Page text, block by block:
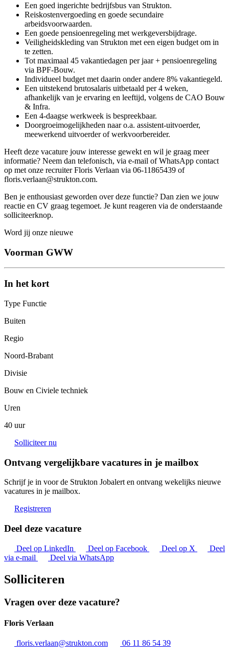
Een goed ingerichte bedrijfsbus van Strukton.
Reiskostenvergoeding en goede secundaire
arbeidsvoorwaarden.
Een goede pensioenregeling met werkgeversbijdrage.
Veiligheidskleding van Strukton met een eigen budget om in
te zetten.
Tot maximaal 45 vakantiedagen per jaar + pensioenregeling
via BPF-Bouw.
Individueel budget met daarin onder andere 8% vakantiegeld.
Een uitstekend brutosalaris uitbetaald per 4 weken,
afhankelijk van je ervaring en leeftijd, volgens de CAO Bouw
& Infra.
Een 4-daagse werkweek is bespreekbaar.
Doorgroeimogelijkheden naar o.a. assistent‑uitvoerder,
meewerkend uitvoerder of werkvoorbereider.
Heeft deze vacature jouw interesse gewekt en wil je graag meer
informatie? Neem dan telefonisch, via e‑mail of WhatsApp contact
op met onze recruiter Floris Verlaan via 06‑11865439 of
floris.verlaan@strukton.com.
Ben je enthousiast geworden over deze functie? Dan zien we jouw
reactie en CV graag tegemoet. Je kunt reageren via de onderstaande
solliciteerknop.
Word jij onze nieuwe
Voorman GWW
In het kort
Type Functie
Buiten
Regio
Noord-Brabant
Divisie
Bouw en Civiele techniek
Uren
40 uur
Solliciteer nu
Ontvang vergelijkbare vacatures in je mailbox
Schrijf je in voor de Strukton Jobalert en ontvang wekelijks nieuwe
vacatures in je mailbox.
Registreren
Deel deze vacature
Deel op LinkedIn Deel op Facebook Deel op X
Deel
via e-mail
Deel via WhatsApp
Solliciteren
Vragen over deze vacature?
Floris Verlaan
floris.verlaan@strukton.com 06 11 86 54 39